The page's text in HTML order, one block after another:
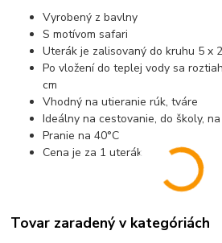
Vyrobený z bavlny
S motívom safari
Uterák je zalisovaný do kruhu 5 x
Po vložení do teplej vody sa
cm
Vhodný na utieranie rúk, tváre
Ideálny na cestovanie, do školy,
Pranie na 40°C
Cena je za 1 uterák
Tovar zaradený v kategóriách